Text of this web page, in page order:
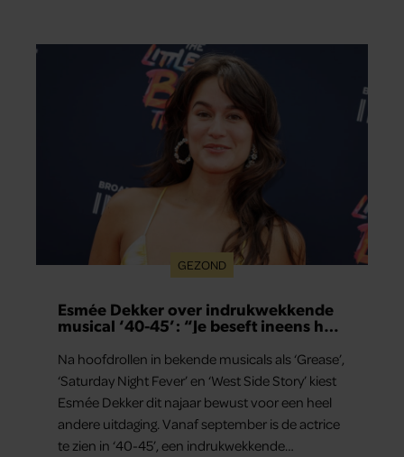
GEZOND
Esmée Dekker over indrukwekkende
musical ‘40-45’: “Je beseft ineens hoe
Na hoofdrollen in bekende musicals als ‘Grease’,
‘Saturday Night Fever’ en ‘West Side Story’ kiest
Esmée Dekker dit najaar bewust voor een heel
andere uitdaging. Vanaf september is de actrice
te zien in ‘40-45’, een indrukwekkende